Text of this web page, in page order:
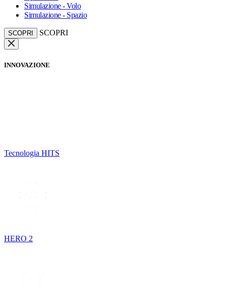
Simulazione - Volo
Simulazione - Spazio
SCOPRI SCOPRI
INNOVAZIONE
Tecnologia HITS
HERO 2